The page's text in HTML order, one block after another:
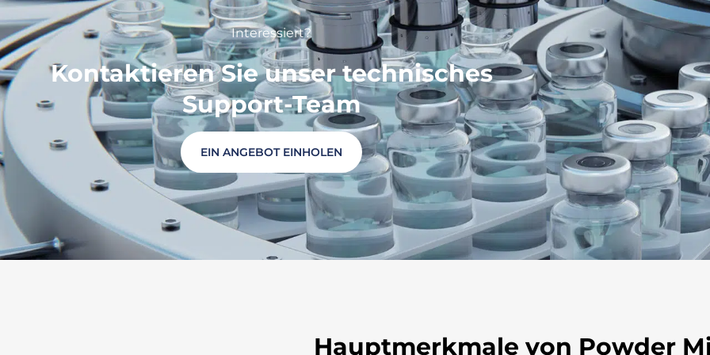
Interessiert?
Kontaktieren Sie unser technisches
Support-Team
EIN ANGEBOT EINHOLEN
Hauptmerkmale von Powder